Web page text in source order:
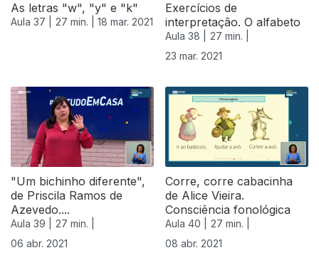
As letras "w", "y" e "k"
Aula 37 | 27 min. | 18 mar. 2021
Exercícios de
interpretação. O alfabeto
Aula 38 |
27 min. |
23 mar. 2021
"Um bichinho diferente",
de Priscila Ramos de
Azevedo....
Aula 39 |
27 min. |
06 abr. 2021
Corre, corre cabacinha
de Alice Vieira.
Consciência fonológica
Aula 40 |
27 min. |
08 abr. 2021